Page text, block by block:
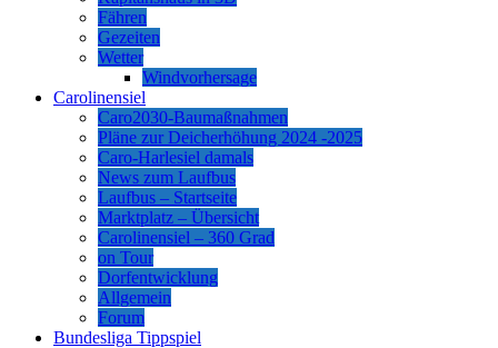
Fähren
Gezeiten
Wetter
Windvorhersage
Carolinensiel
Caro2030-Baumaßnahmen
Pläne zur Deicherhöhung 2024 -2025
Caro-Harlesiel damals
News zum Laufbus
Laufbus – Startseite
Marktplatz – Übersicht
Carolinensiel – 360 Grad
on Tour
Dorfentwicklung
Allgemein
Forum
Bundesliga Tippspiel